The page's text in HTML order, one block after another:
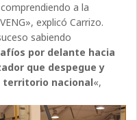
a la
explicó Carrizo.
sabiendo
por delante hacia
que despegue y
territorio nacional«,